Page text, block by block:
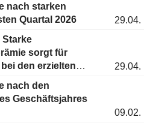
nach starken
Quartal 2026
29.04.
Starke
sorgt für
den erzielten
29.04.
nach den
Geschäftsjahres
09.02.